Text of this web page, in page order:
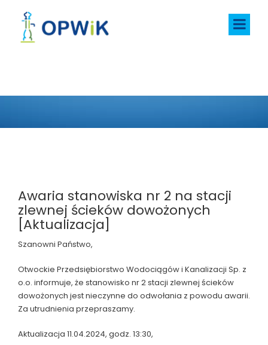
Awaria stanowiska nr 2 na stacji
zlewnej ścieków dowożonych
[Aktualizacja]
Szanowni Państwo,
Otwockie Przedsiębiorstwo Wodociągów i Kanalizacji Sp. z
o.o. informuje, że stanowisko nr 2 stacji zlewnej ścieków
dowożonych jest nieczynne do odwołania z powodu awarii.
Za utrudnienia przepraszamy.
Aktualizacja 11.04.2024, godz. 13:30,